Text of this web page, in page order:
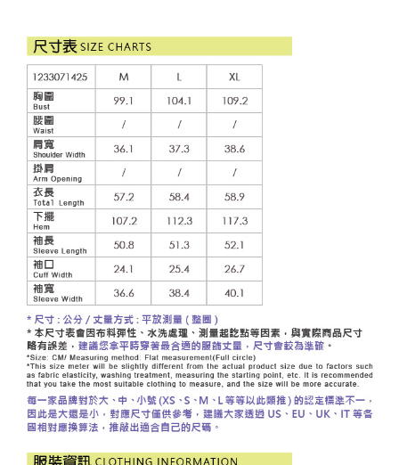
醒簡訊。
2.透過簡訊連結打開帳單後，可選擇「超商條碼／台灣大直營門市／銀行轉
帳／街口支付／iPASS MONEY」等通路繳費。
【注意事項】
1.本服務係由「台灣大哥大股份有限公司」（以下簡稱本公司）所提供，讓
用戶於交易時，得透過本服務購買商品或服務，並由商店將買賣／分期付款
買賣價金債權讓與本公司後，依約使用本公司帳單繳交帳款。
2.基於同意付款使用「大哥付你分期」之契約關係目的，商店將以您的個人
資料（包含姓名、電話或地址）提供予台灣大哥大進項蒐集、處理及利用，
由本公司與您本人進行分期帳單所需資料之確認、核對及更正。
3.完整用戶服務條款，請詳閱以下連結：
https://oppay.tw/userRule
１．於結帳方式選擇「AFTEE先享後付」後，將跳轉至「AFTEE先享後付」
結帳頁面，進行簡訊認證並確認金額後，即可完成結帳。
２．訂單成立數日內，您將收到繳費通知簡訊。
３．收到繳費通知簡訊後14天內，點擊此簡訊中的連結，可透過四大超商／
ATM／網路銀行／等多元方式進行付款，方視為交易完成。
※ 請注意：結帳手續完成當下不需立刻繳費，但若您需要取消訂單，請聯絡
購買商品的店家。未經商家同意取消之訂單仍視為有效，需透過AFTEE先享
後付繳納相關費用。
※ 交易是否成功請以「AFTEE先享後付 」之結帳頁面顯示為準，若有關於
是否繳費成功／繳費後需取消欲退款等相關疑問，請聯繫「AFTEE先享後付
客戶支援中心」https://netprotections.freshdesk.com/support/home
【注意事項】
１．透過由恩沛科技股份有限公司提供之「AFTEE先享後付」服務完成之交
易，需依本服務之必要範圍內提供個人資料，並將交易相關給付款項請求債
權轉讓予恩沛科技股份有限公司。
２．關於個人資料處理事宜，請瀏覽以下網址：
https://aftee.tw/terms/#terms3
３．未成年的使用者請事先徵得法定代理人或監護人之同意方可使用
「AFTEE先享後付」，若未經同意申辦者引起之損失，本公司不負相關責
任。
４．使用「AFTEE先享後付」時，將依據個別帳號之用戶狀況，依本公司即
時審查核予不同之上限額度；若仍有額度不足之情形，本公司將視審查結果
請求用戶進行身份認證。
５．嚴禁一人註冊多個帳號或使用他人資訊註冊。若發現惡意使用之情形，
每筆NT$120，滿NT$2,500(含以上)免運費
萊爾富取貨付款
每筆NT$120，滿NT$2,500(含以上)免運費
付款後萊爾富取貨
每筆NT$120，滿NT$2,500(含以上)免運費
7-11取貨付款
每筆NT$120，滿NT$2,500(含以上)免運費
付款後7-11取貨
每筆NT$120，滿NT$2,500(含以上)免運費
宅配
每筆NT$120，滿NT$2,500(含以上)免運費
宅配離島
每筆NT$120，滿NT$2,500(含以上)免運費
付款後門市自取
免運費